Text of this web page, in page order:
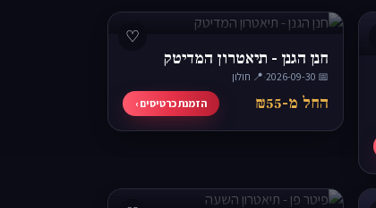
♡
חנן הגנן - תיאטרון המדיטק
📅 2026-09-30
·📍 חולון
החל מ-₪55 הזמנת כרטיסים ›